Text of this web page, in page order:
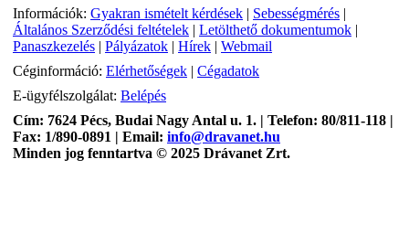
Információk: Gyakran ismételt kérdések | Sebességmérés |
Általános Szerződési feltételek | Letölthető dokumentumok |
Panaszkezelés | Pályázatok | Hírek | Webmail
Céginformáció: Elérhetőségek | Cégadatok
E-ügyfélszolgálat: Belépés
Cím: 7624 Pécs, Budai Nagy Antal u. 1. | Telefon: 80/811-118 |
Fax: 1/890-0891 | Email: info@dravanet.hu
Minden jog fenntartva © 2025 Drávanet Zrt.